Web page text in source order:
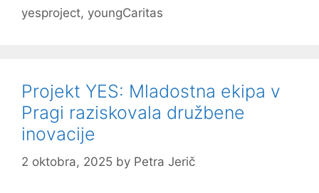
yesproject, youngCaritas
Projekt YES: Mladostna ekipa v
Pragi raziskovala družbene
inovacije
2 oktobra, 2025 by Petra Jerič